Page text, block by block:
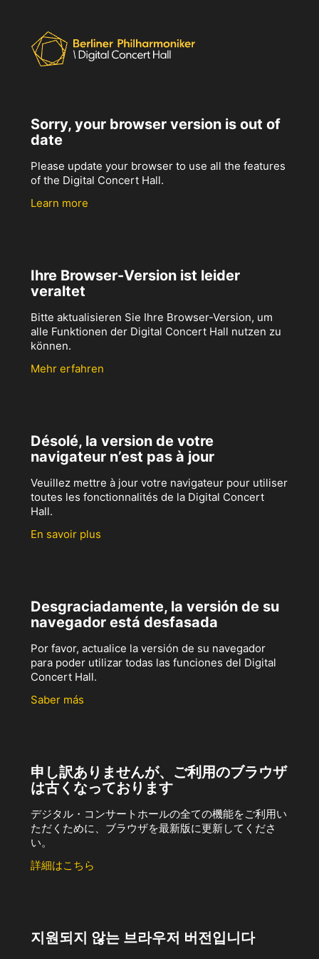
Sorry, your browser version is out of
date
Please update your browser to use all the features
of the Digital Concert Hall.
Learn more
Ihre Browser-Version ist leider
veraltet
Bitte aktualisieren Sie Ihre Browser-Version, um
alle Funktionen der Digital Concert Hall nutzen zu
können.
Mehr erfahren
Désolé, la version de votre
navigateur n’est pas à jour
Veuillez mettre à jour votre navigateur pour utiliser
toutes les fonctionnalités de la Digital Concert
Hall.
En savoir plus
Desgraciadamente, la versión de su
navegador está desfasada
Por favor, actualice la versión de su navegador
para poder utilizar todas las funciones del Digital
Concert Hall.
Saber más
申し訳ありませんが、ご利用のブラウザ
は古くなっております
デジタル・コンサートホールの全ての機能をご利用い
ただくために、ブラウザを最新版に更新してくださ
い。
詳細はこちら
지원되지 않는 브라우저 버전입니다